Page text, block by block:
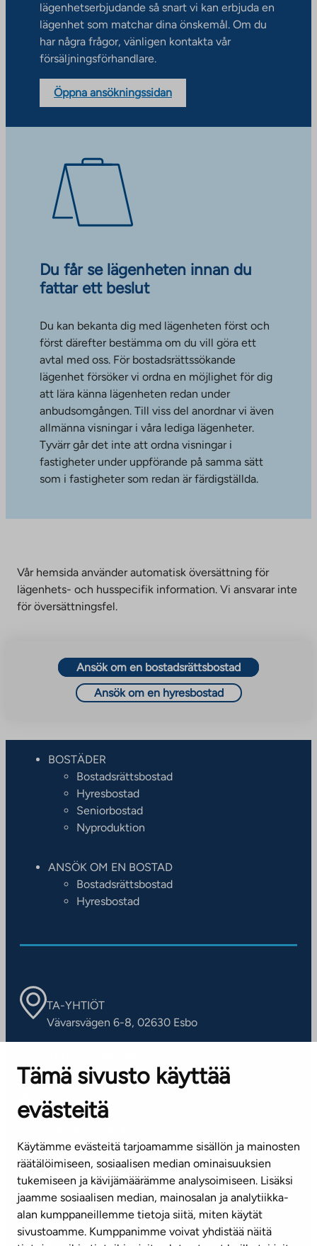
Tämä sivusto käyttää
evästeitä
Käytämme evästeitä tarjoamamme sisällön ja mainosten
räätälöimiseen, sosiaalisen median ominaisuuksien
tukemiseen ja kävijämäärämme analysoimiseen. Lisäksi
jaamme sosiaalisen median, mainosalan ja analytiikka-
alan kumppaneillemme tietoja siitä, miten käytät
sivustoamme. Kumppanimme voivat yhdistää näitä
lägenhetserbjudande så snart vi kan erbjuda en
lägenhet som matchar dina önskemål. Om du
har några frågor, vänligen kontakta vår
försäljningsförhandlare.
Öppna ansökningssidan
Du får se lägenheten innan du
fattar ett beslut
Du kan bekanta dig med lägenheten först och
först därefter bestämma om du vill göra ett
avtal med oss. För bostadsrättssökande
lägenhet försöker vi ordna en möjlighet för dig
att lära känna lägenheten redan under
anbudsomgången. Till viss del anordnar vi även
allmänna visningar i våra lediga lägenheter.
Tyvärr går det inte att ordna visningar i
fastigheter under uppförande på samma sätt
som i fastigheter som redan är färdigställda.
Vår hemsida använder automatisk översättning för
lägenhets- och husspecifik information. Vi ansvarar inte
för översättningsfel.
Ansök om en bostadsrättsbostad
Ansök om en hyresbostad
BOSTÄDER
Bostadsrättsbostad
Hyresbostad
Seniorbostad
Nyproduktion
ANSÖK OM EN BOSTAD
Bostadsrättsbostad
Hyresbostad
TA-YHTIÖT
Vävarsvägen 6-8, 02630 Esbo
Kontaktinformation
KUNDSERVICE
(vardagar kl. 8–16)
info@ta.fi